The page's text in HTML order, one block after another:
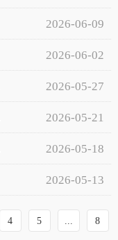
2026-06-09
2026-06-02
2026-05-27
2026-05-21
2026-05-18
2026-05-13
4 5 ... 8